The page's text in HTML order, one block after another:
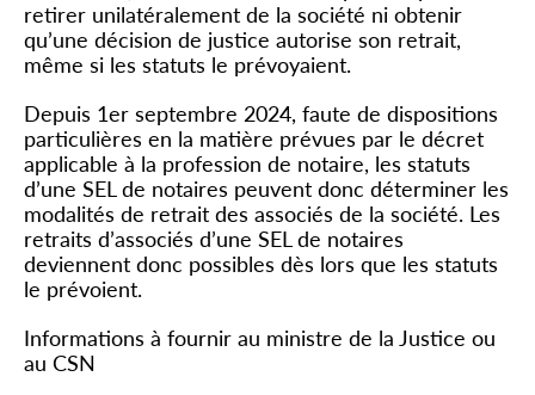
retirer unilatéralement de la société ni obtenir
qu’une décision de justice autorise son retrait,
même si les statuts le prévoyaient.
Depuis 1er septembre 2024, faute de dispositions
particulières en la matière prévues par le décret
applicable à la profession de notaire, les statuts
d’une SEL de notaires peuvent donc déterminer les
modalités de retrait des associés de la société. Les
retraits d’associés d’une SEL de notaires
deviennent donc possibles dès lors que les statuts
le prévoient.
Informations à fournir au ministre de la Justice ou
au CSN